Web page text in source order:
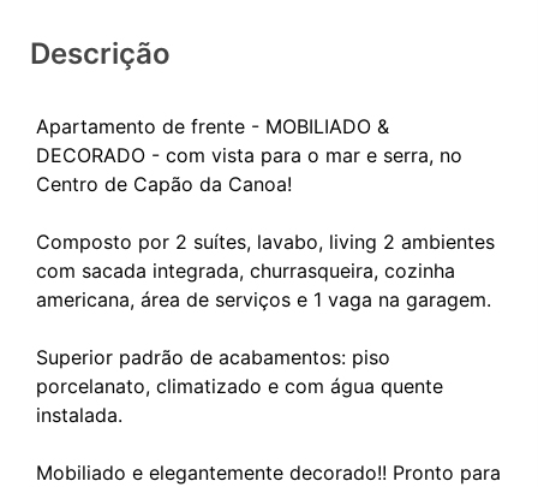
Descrição
Apartamento de frente - MOBILIADO &
DECORADO - com vista para o mar e serra, no
Centro de Capão da Canoa!
Composto por 2 suítes, lavabo, living 2 ambientes
com sacada integrada, churrasqueira, cozinha
americana, área de serviços e 1 vaga na garagem.
Superior padrão de acabamentos: piso
porcelanato, climatizado e com água quente
instalada.
Mobiliado e elegantemente decorado!! Pronto para